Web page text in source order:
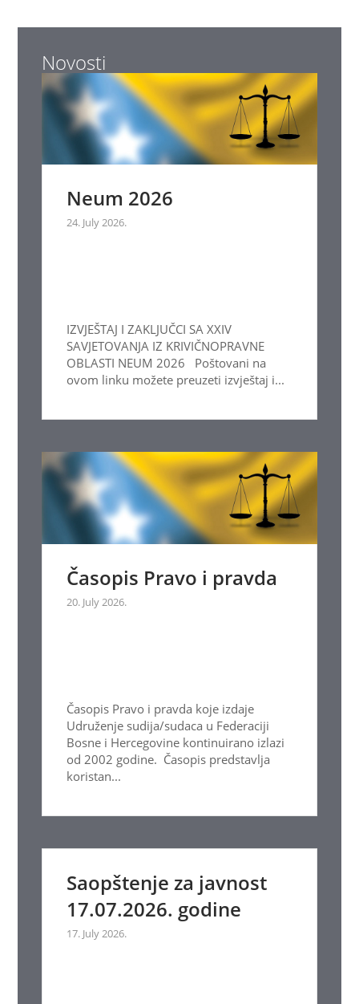
Novosti
Neum 2026
24. July 2026.
IZVJEŠTAJ I ZAKLJUČCI SA XXIV
SAVJETOVANJA IZ KRIVIČNOPRAVNE
OBLASTI NEUM 2026 Poštovani na
ovom linku možete preuzeti izvještaj i...
Časopis Pravo i pravda
20. July 2026.
Časopis Pravo i pravda koje izdaje
Udruženje sudija/sudaca u Federaciji
Bosne i Hercegovine kontinuirano izlazi
od 2002 godine. Časopis predstavlja
koristan...
Saopštenje za javnost
17.07.2026. godine
17. July 2026.